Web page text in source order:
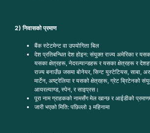
2) निवासको प्रमाण
बैंक स्टेटमेन्ट वा उपयोगिता बिल
देश प्रतिबन्धित देश होइन: संयुक्त राज्य अमेरिका र
यसका क्षेत्रहरू, नेदरल्यान्डहरू र यसका क्षेत्रहरू र
राज्य बनाउँछ जसमा बोनेयर, सिन्ट युस्टेटियस, साबा,
मार्टेन, अष्ट्रेलिया र यसको क्षेत्रहरू, ग्रेट ब्रिटेनको
आयरल्याण्ड, स्पेन, र साइप्रस।
पूरा नाम ग्राहकको नामसँग मेल खान्छ र आईडीको
जारी भएको मिति: पछिल्लो ३ महिनामा